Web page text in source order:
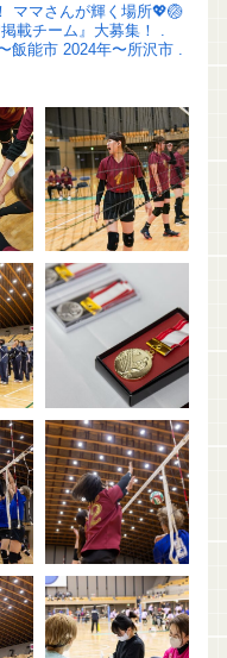
ママさんが輝く場所💖🏐
載チーム』大募集！
飯能市 2024年〜所沢市